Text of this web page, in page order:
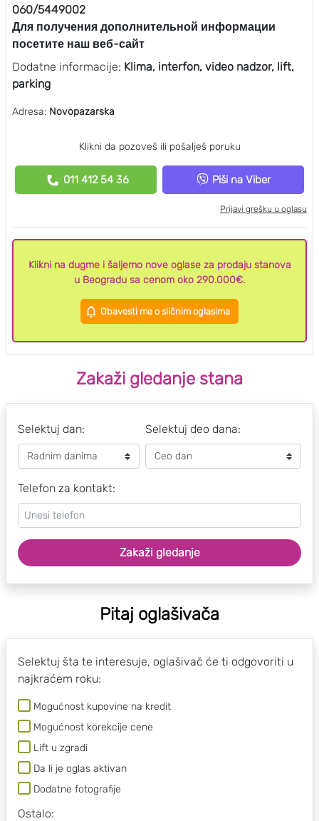
060/5449002
Для получения дополнительной информации
посетите наш веб-сайт
Dodatne informacije: Klima, interfon, video nadzor, lift,
parking
Adresa: Novopazarska
Klikni da pozoveš ili pošalješ poruku
011 412 54 36 Piši na Viber
Prijavi grešku u oglasu
Klikni na dugme i šaljemo nove oglase za prodaju stanova
u Beogradu sa cenom oko 290.000€.
Obavesti me o sličnim oglasima
Zakaži gledanje stana
Selektuj dan: Selektuj deo dana:
Telefon za kontakt:
Zakaži gledanje
Pitaj oglašivača
Selektuj šta te interesuje, oglašivač će ti odgovoriti u
najkraćem roku:
Mogućnost kupovine na kredit
Mogućnost korekcije cene
Lift u zgradi
Da li je oglas aktivan
Dodatne fotografije
Ostalo: